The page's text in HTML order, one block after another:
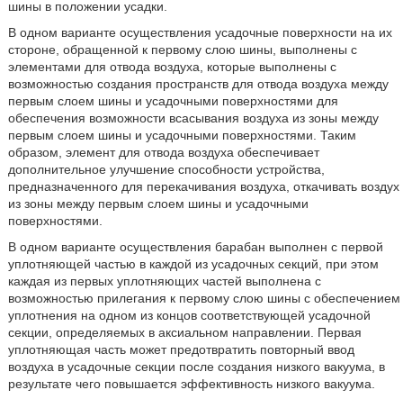
шины в положении усадки.
В одном варианте осуществления усадочные поверхности на их
стороне, обращенной к первому слою шины, выполнены с
элементами для отвода воздуха, которые выполнены с
возможностью создания пространств для отвода воздуха между
первым слоем шины и усадочными поверхностями для
обеспечения возможности всасывания воздуха из зоны между
первым слоем шины и усадочными поверхностями. Таким
образом, элемент для отвода воздуха обеспечивает
дополнительное улучшение способности устройства,
предназначенного для перекачивания воздуха, откачивать воздух
из зоны между первым слоем шины и усадочными
поверхностями.
В одном варианте осуществления барабан выполнен с первой
уплотняющей частью в каждой из усадочных секций, при этом
каждая из первых уплотняющих частей выполнена с
возможностью прилегания к первому слою шины с обеспечением
уплотнения на одном из концов соответствующей усадочной
секции, определяемых в аксиальном направлении. Первая
уплотняющая часть может предотвратить повторный ввод
воздуха в усадочные секции после создания низкого вакуума, в
результате чего повышается эффективность низкого вакуума.